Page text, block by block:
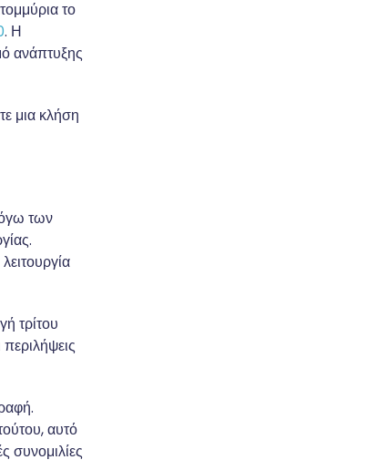
το
. Η
ανάπτυξης
μια κλήση
των
τρίτου
αυτό
συνομιλίες